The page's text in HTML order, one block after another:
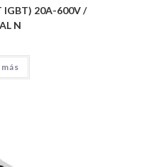
IGBT) 20A-600V /
N